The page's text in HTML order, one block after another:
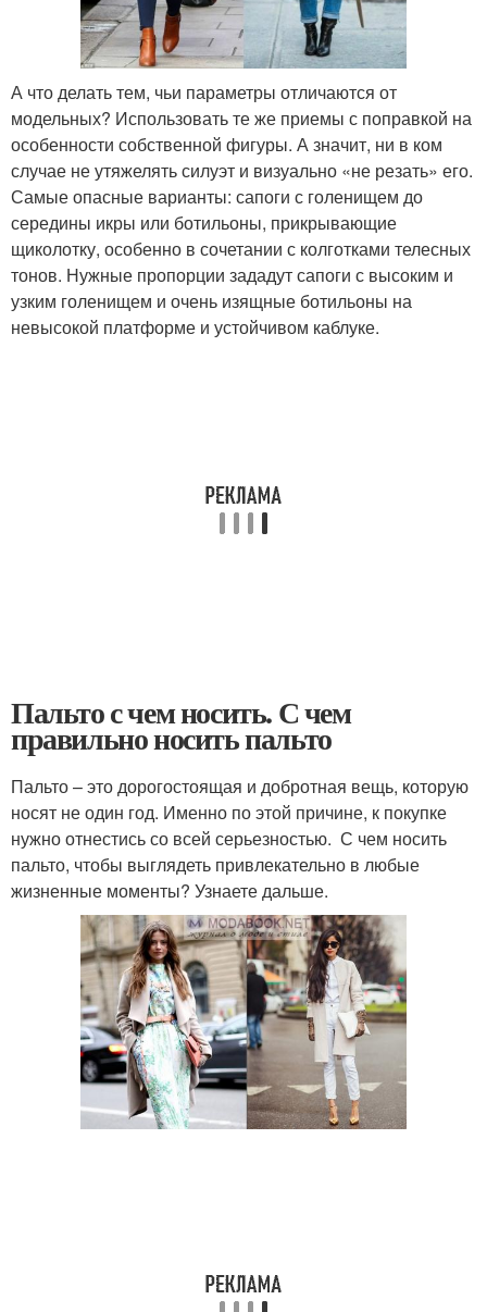
А что делать тем, чьи параметры отличаются от
модельных? Использовать те же приемы с поправкой на
особенности собственной фигуры. А значит, ни в ком
случае не утяжелять силуэт и визуально «не резать» его.
Самые опасные варианты: сапоги с голенищем до
середины икры или ботильоны, прикрывающие
щиколотку, особенно в сочетании с колготками телесных
тонов. Нужные пропорции зададут сапоги с высоким и
узким голенищем и очень изящные ботильоны на
невысокой платформе и устойчивом каблуке.
Пальто с чем носить. С чем
правильно носить пальто
Пальто – это дорогостоящая и добротная вещь, которую
носят не один год. Именно по этой причине, к покупке
нужно отнестись со всей серьезностью. С чем носить
пальто, чтобы выглядеть привлекательно в любые
жизненные моменты? Узнаете дальше.